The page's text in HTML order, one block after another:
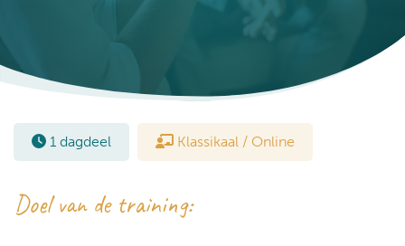
1 dagdeel Klassikaal / Online
Doel van de training: